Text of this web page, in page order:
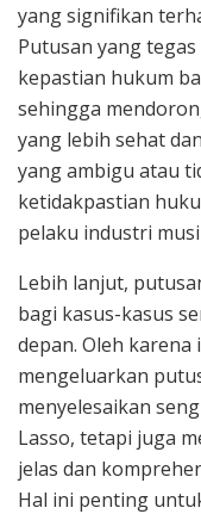
yang signifikan
Putusan yang
kepastian hukum
sehingga
yang lebih sehat
yang ambigu atau
ketidakpastian
pelaku industri
Lebih lanjut,
bagi kasus-kasus
depan. Oleh
mengeluarkan
menyelesaikan
Lasso, tetapi juga
jelas dan
Hal ini penting